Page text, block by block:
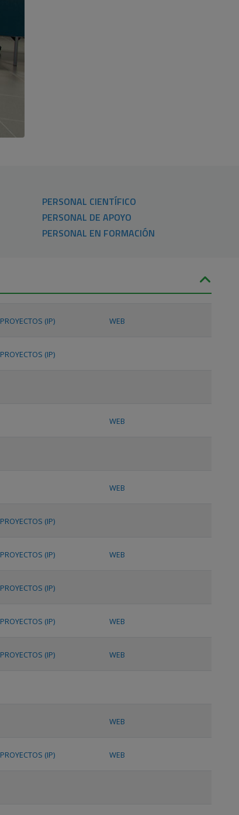
PERSONAL CIENTÍFICO
PERSONAL DE APOYO
PERSONAL EN FORMACIÓN
PROYECTOS (IP) WEB
PROYECTOS (IP)
WEB
WEB
PROYECTOS (IP)
PROYECTOS (IP) WEB
PROYECTOS (IP)
PROYECTOS (IP) WEB
PROYECTOS (IP) WEB
WEB
PROYECTOS (IP) WEB